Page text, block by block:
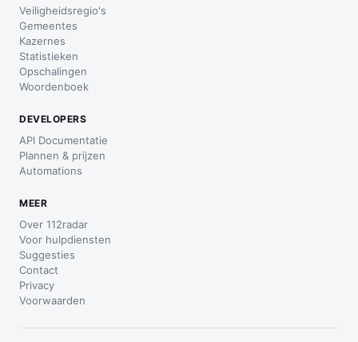
Veiligheidsregio's
Gemeentes
Kazernes
Statistieken
Opschalingen
Woordenboek
DEVELOPERS
API Documentatie
Plannen & prijzen
Automations
MEER
Over 112radar
Voor hulpdiensten
Suggesties
Contact
Privacy
Voorwaarden